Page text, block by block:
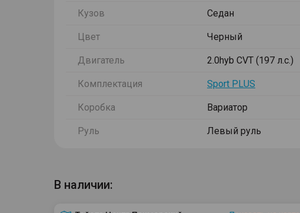
Кузов Седан
Цвет Черный
Двигатель 2.0hyb CVT (197 л.с.)
Комплектация Sport PLUS
Коробка Вариатор
Руль Левый руль
В наличии: